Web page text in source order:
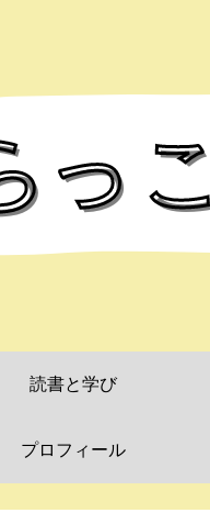
読書と学び
プロフィール